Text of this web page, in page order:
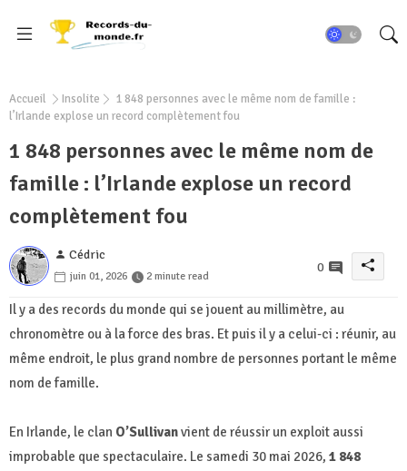
Accueil Insolite
1 848 personnes avec le même nom de famille :
l’Irlande explose un record complètement fou
1 848 personnes avec le même nom de
famille : l’Irlande explose un record
complètement fou
Cédric
juin 01, 2026 2 minute read
0
Il y a des records du monde qui se jouent au millimètre, au
chronomètre ou à la force des bras. Et puis il y a celui-ci : réunir, au
même endroit, le plus grand nombre de personnes portant le même
nom de famille.
En Irlande, le clan O’Sullivanvient de réussir un exploit aussi
improbable que spectaculaire. Le samedi 30 mai 2026, 1 848